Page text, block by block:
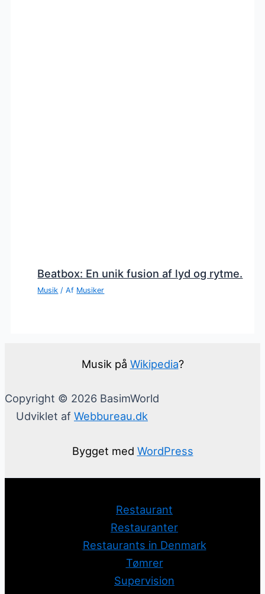
Beatbox: En unik fusion af lyd og rytme.
Musik / Af Musiker
Musik på Wikipedia?
Copyright © 2026 BasimWorld
Udviklet af Webbureau.dk
Bygget med WordPress
Restaurant
Restauranter
Restaurants in Denmark
Tømrer
Supervision